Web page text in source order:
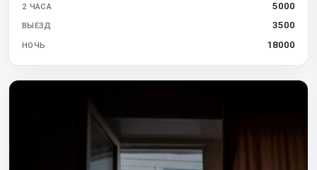
2 ЧАСА 5000
ВЫЕЗД 3500
НОЧЬ 18000